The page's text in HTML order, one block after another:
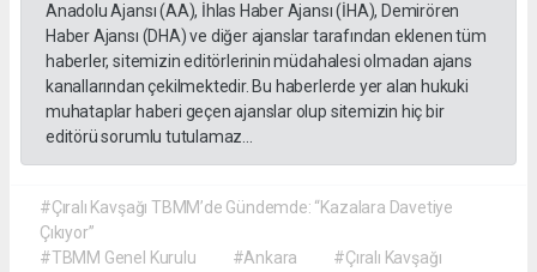
Anadolu Ajansı (AA), İhlas Haber Ajansı (İHA), Demirören
Haber Ajansı (DHA) ve diğer ajanslar tarafından eklenen tüm
haberler, sitemizin editörlerinin müdahalesi olmadan ajans
kanallarından çekilmektedir. Bu haberlerde yer alan hukuki
muhataplar haberi geçen ajanslar olup sitemizin hiç bir
editörü sorumlu tutulamaz...
#Çıralı Kavşağı TBMM’de Gündemde: “Kazalara Davetiye
Çıkıyor”
#TBMM Genel Kurulu
#Ankara
#Çıralı Kavşağı